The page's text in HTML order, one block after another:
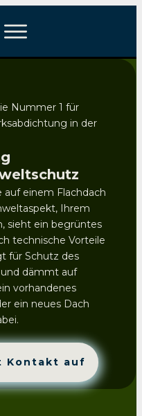
Nummer 1 für
in der
auf einem Flachdach
Ihrem
sieht ein begrüntes
technische Vorteile
für Schutz des
dämmt auf
vorhandenes
ein neues Dach
Kontakt auf